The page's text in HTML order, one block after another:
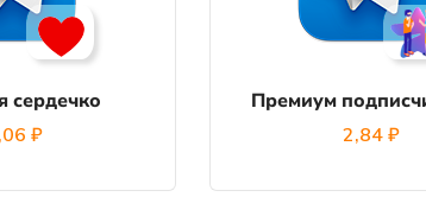
сердечко
₽
Премиум
2,84₽